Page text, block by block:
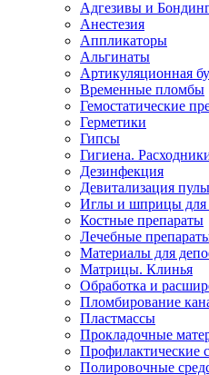
Адгезивы и
Анестезия
Аппликаторы
Альгинаты
Артикуляционная
Временные пломбы
Гемостатические
Герметики
Гипсы
Гигиена.
Дезинфекция
Девитализация
Иглы и шприцы для
Костные препараты
Лечебные
Материалы для
Матрицы. Клинья
Обработка и
Пломбирование
Пластмассы
Прокладочные
Профилактические
Полировочные